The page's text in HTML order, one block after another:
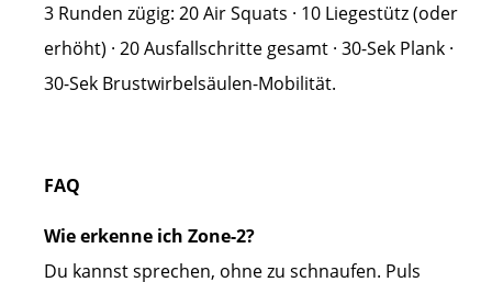
3 Runden zügig: 20 Air Squats · 10 Liegestütz (oder
erhöht) · 20 Ausfallschritte gesamt · 30-Sek Plank ·
30-Sek Brustwirbelsäulen-Mobilität.
FAQ
Wie erkenne ich Zone-2?
Du kannst sprechen, ohne zu schnaufen. Puls